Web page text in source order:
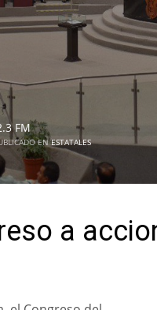
FM
ENESTATALES
a